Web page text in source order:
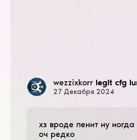
wezzixkorr legit cfg
27 Декабря 2024
хз вроде пенит ну
оч редко